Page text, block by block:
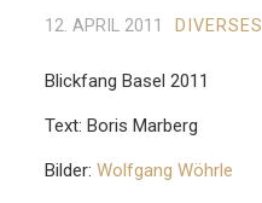
12. APRIL 2011 DIVERSES
Blickfang Basel 2011
Text: Boris Marberg
Bilder:Wolfgang Wöhrle